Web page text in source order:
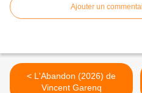
Ajouter un
< L'Abandon (2026) de
Vincent Garenq